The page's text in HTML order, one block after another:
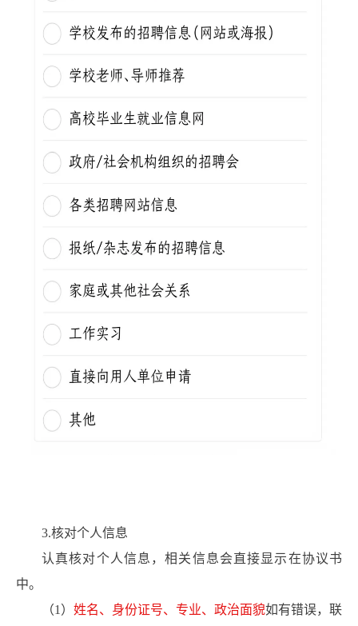
3.核对个人信息
认真核对个人信息，相关信息会直接显示在协议书
中。
（1） 姓名、身份证号、专业、政治面貌如有错误，联